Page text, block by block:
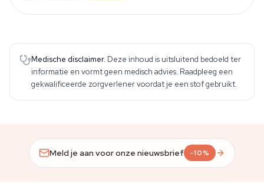
Medische disclaimer. Deze inhoud is uitsluitend bedoeld ter
informatie en vormt geen medisch advies. Raadpleeg een
gekwalificeerde zorgverlener voordat je een stof gebruikt.
Meld je aan voor onze nieuwsbrief -10%